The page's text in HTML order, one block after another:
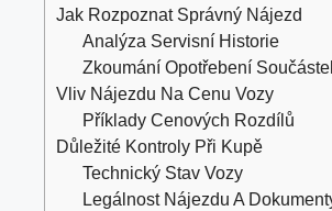
Jak Rozpoznat Správný Nájezd
Analýza Servisní Historie
Zkoumání Opotřebení
Vliv Nájezdu Na Cenu Vozy
Příklady Cenových Rozdílů
Důležité Kontroly Při Kupě
Technický Stav Vozy
Legálnost Nájezdu A